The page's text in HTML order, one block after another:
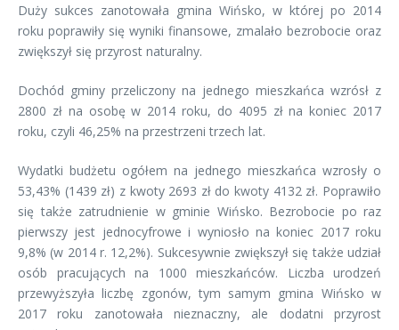
Duży sukces zanotowała gmina Wińsko, w której po 2014
roku poprawiły się wyniki finansowe, zmalało bezrobocie oraz
zwiększył się przyrost naturalny.
Dochód gminy przeliczony na jednego mieszkańca wzrósł z
2800 zł na osobę w 2014 roku, do 4095 zł na koniec 2017
roku, czyli 46,25% na przestrzeni trzech lat.
Wydatki budżetu ogółem na jednego mieszkańca wzrosły o
53,43% (1439 zł) z kwoty 2693 zł do kwoty 4132 zł. Poprawiło
się także zatrudnienie w gminie Wińsko. Bezrobocie po raz
pierwszy jest jednocyfrowe i wyniosło na koniec 2017 roku
9,8% (w 2014 r. 12,2%). Sukcesywnie zwiększył się także udział
osób pracujących na 1000 mieszkańców. Liczba urodzeń
przewyższyła liczbę zgonów, tym samym gmina Wińsko w
2017 roku zanotowała nieznaczny, ale dodatni przyrost